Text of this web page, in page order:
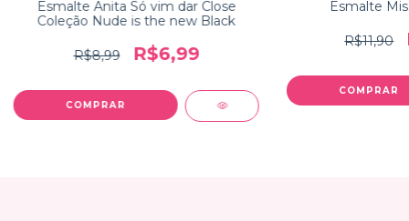
Esmalte Anita Só vim dar Close
Coleção Nude is the new Black
R$8,99 R$6,99
Esmalte
R$11,90